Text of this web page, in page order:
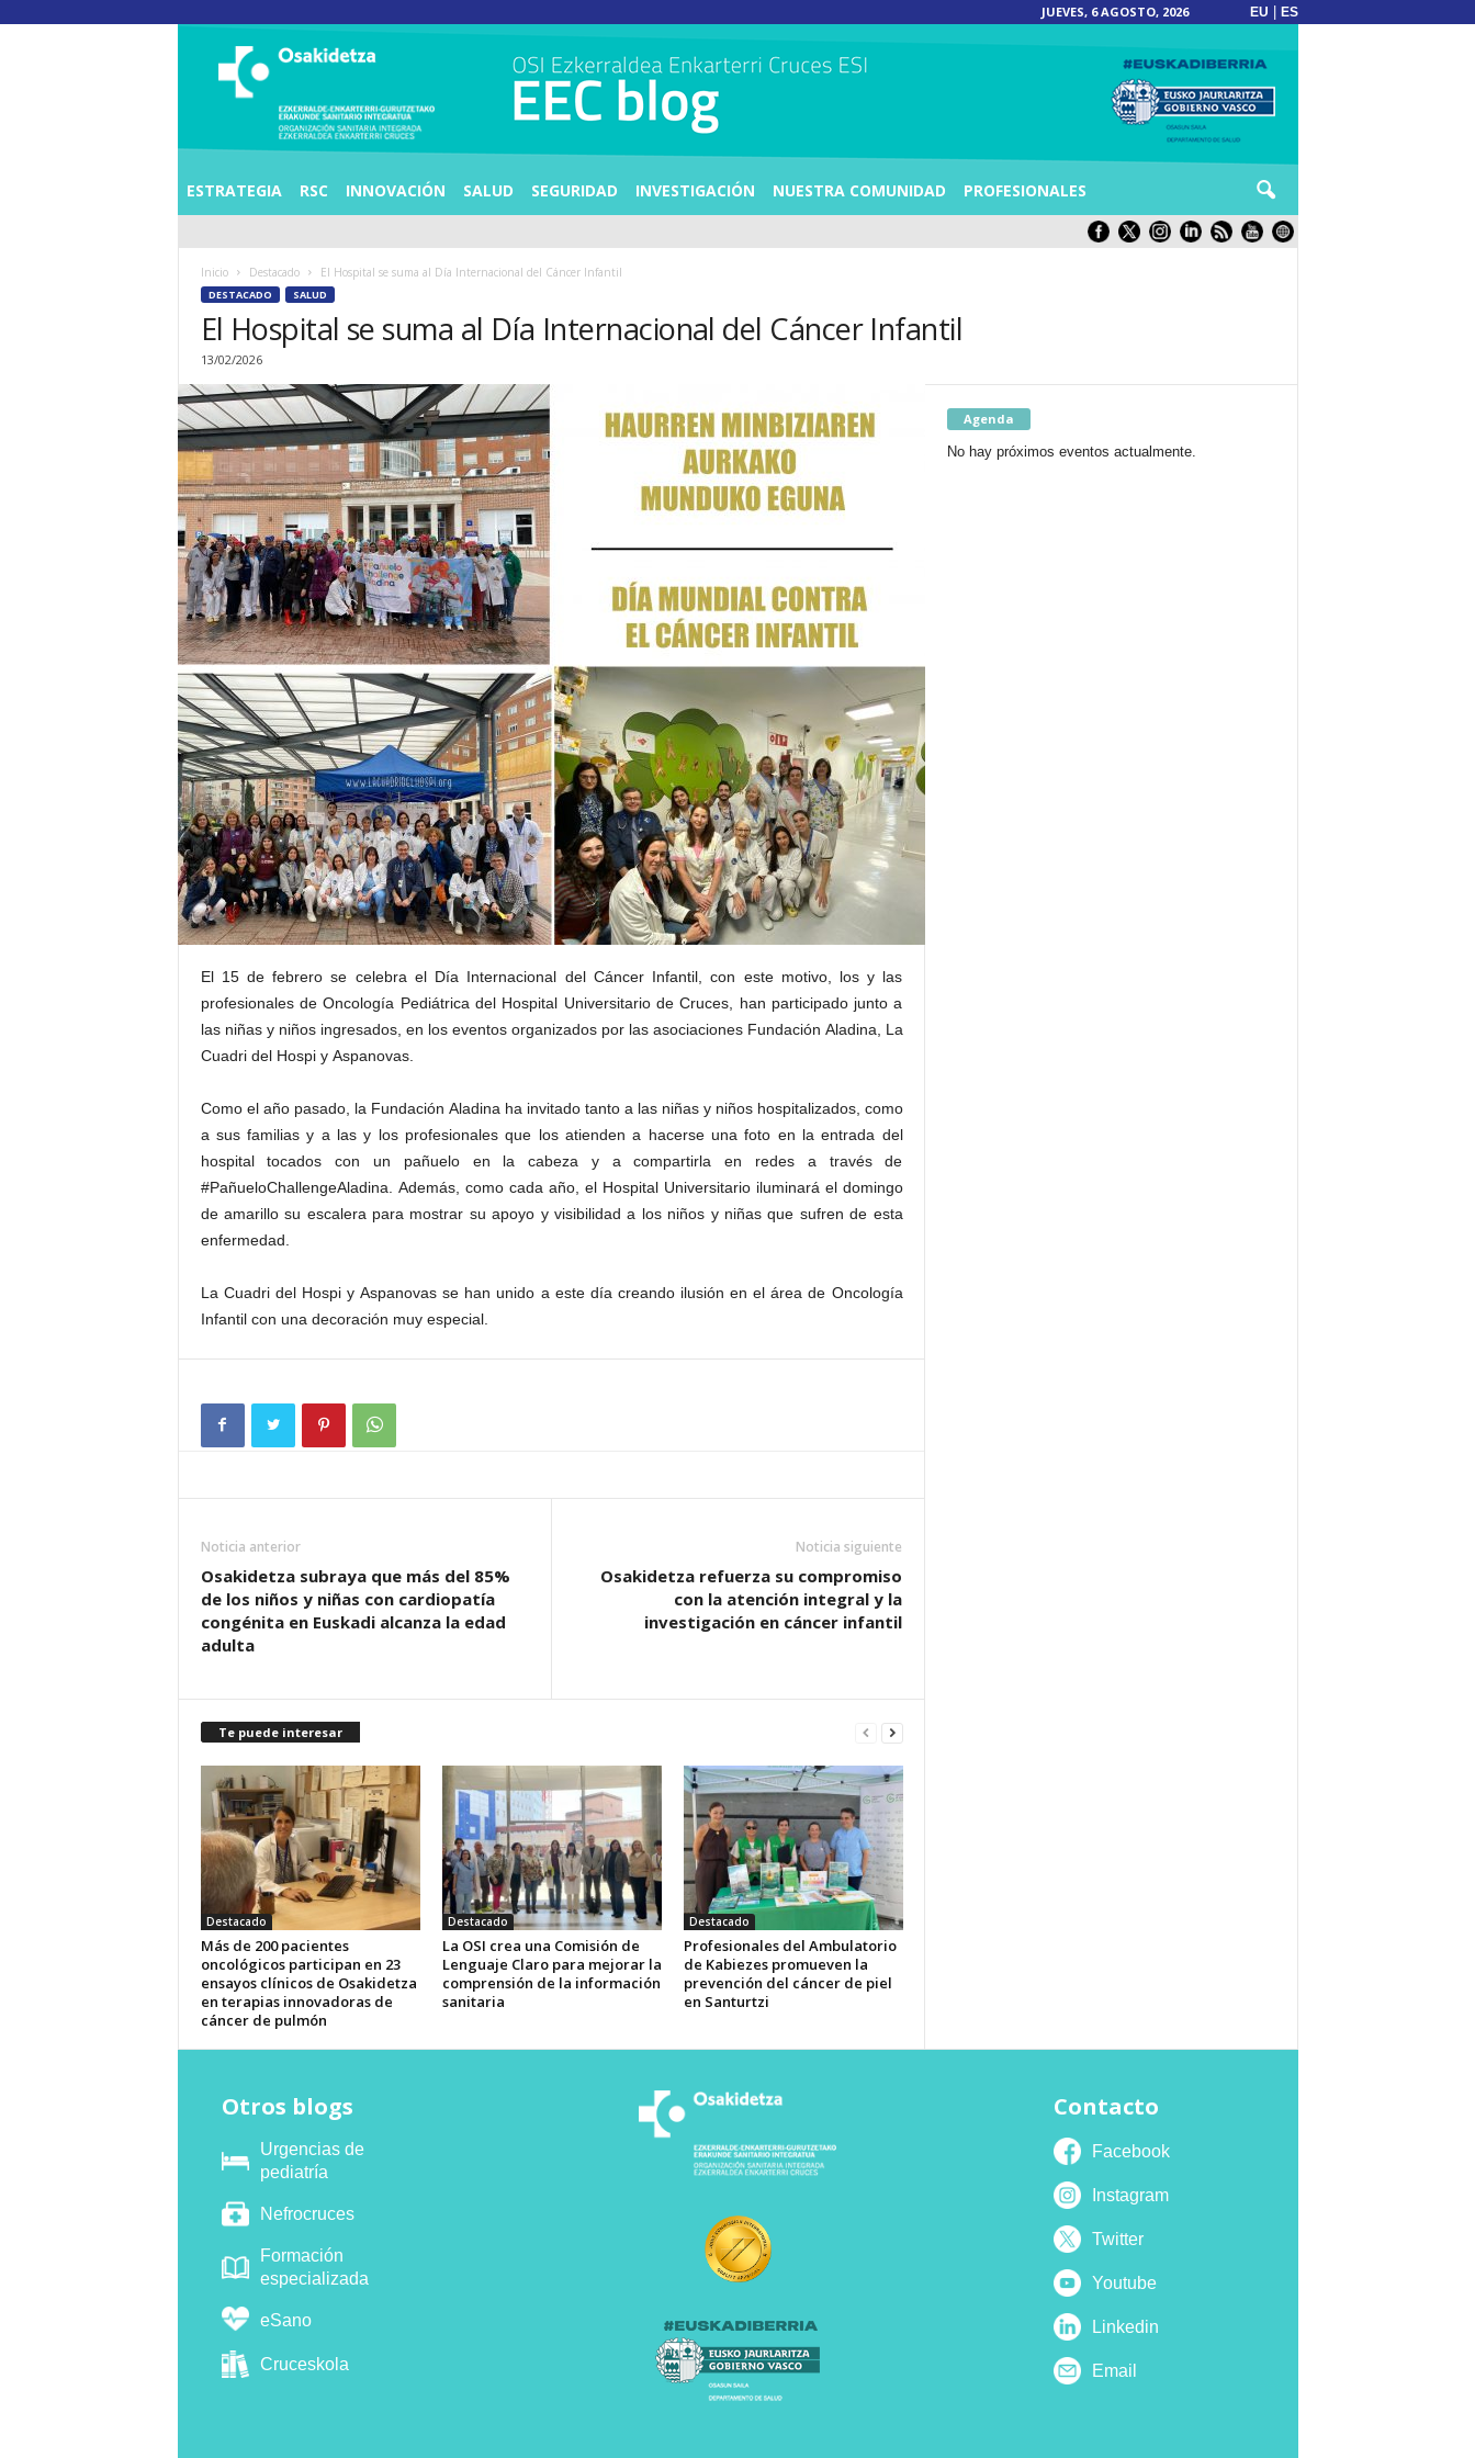
JUEVES, 6 AGOSTO, 2026 EU ES
A
N
K
A
R
T
E
R
R
C
R
U
C
E
S
ESTRATEGIA RSC INNOVACIÓN SALUD SEGURIDAD INVESTIGACIÓN NUESTRA COMUNIDAD PROFESIONALES
Inicio Destacado El Hospital se suma al Día Internacional del Cáncer Infantil
DESTACADO SALUD
El Hospital se suma al Día Internacional del Cáncer Infantil
13/02/2026
El 15 de febrero se celebra el Día Internacional del Cáncer Infantil, con este motivo, los y las
profesionales de Oncología Pediátrica del Hospital Universitario de Cruces, han participado junto a
las niñas y niños ingresados, en los eventos organizados por las asociaciones Fundación Aladina, La
Cuadri del Hospi y Aspanovas.
Como el año pasado, la Fundación Aladina ha invitado tanto a las niñas y niños hospitalizados, como
a sus familias y a las y los profesionales que los atienden a hacerse una foto en la entrada del
hospital tocados con un pañuelo en la cabeza y a compartirla en redes a través de
#PañueloChallengeAladina. Además, como cada año, el Hospital Universitario iluminará el domingo
de amarillo su escalera para mostrar su apoyo y visibilidad a los niños y niñas que sufren de esta
enfermedad.
La Cuadri del Hospi y Aspanovas se han unido a este día creando ilusión en el área de Oncología
Infantil con una decoración muy especial.
Noticia anterior
Osakidetza subraya que más del 85%
de los niños y niñas con cardiopatía
congénita en Euskadi alcanza la edad
adulta
Noticia siguiente
Osakidetza refuerza su compromiso
con la atención integral y la
investigación en cáncer infantil
Te puede interesar
Destacado
Más de 200 pacientes
oncológicos participan en 23
ensayos clínicos de Osakidetza
en terapias innovadoras de
cáncer de pulmón
Destacado
La OSI crea una Comisión de
Lenguaje Claro para mejorar la
comprensión de la información
sanitaria
Destacado
Profesionales del Ambulatorio
de Kabiezes promueven la
prevención del cáncer de piel
en Santurtzi
Agenda
No hay próximos eventos actualmente.
Otros blogs
Urgencias de
pediatría
Nefrocruces
Formación
especializada
eSano
Cruceskola
Contacto
Facebook
Instagram
Twitter
Youtube
Linkedin
Email